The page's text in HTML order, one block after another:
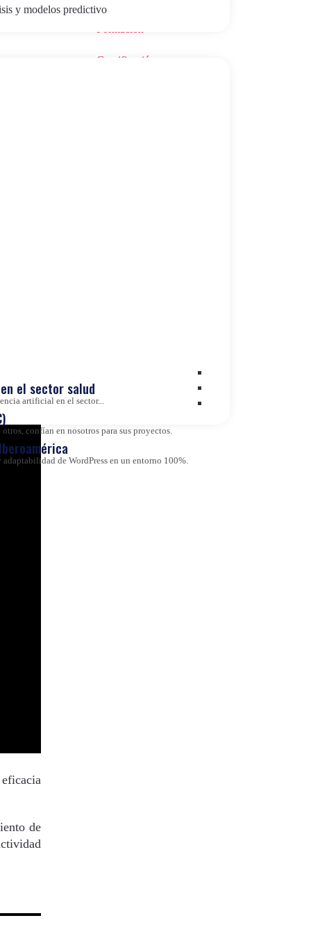
y modelos predictivo
el sector salud
artificial en el sector...
confían en nosotros para sus proyectos.
de WordPress en un entorno 100%.
en
de
Gamificación
Value Based Healthcare
Wordpress VIP